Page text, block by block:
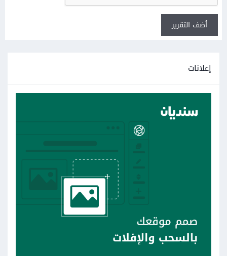
أضف التقرير
إعلانات